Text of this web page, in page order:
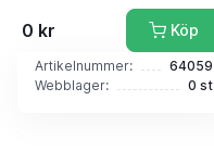
0 kr Köp
Artikelnummer:
64059
Webblager:
0 st